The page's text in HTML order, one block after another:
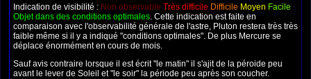
Indication de visibilité : Non observable Très difficile Difficile Moyen Facile
Objet dans des conditions optimales. Cette indication est faite en
comparaison avec l'observabilité générale de l'astre, Pluton restera très très
faible même si il y a indiqué "conditions optimales". De plus Mercure se
déplace énormément en cours de mois.
Sauf avis contraire lorsque il est écrit "le matin" il s'ajit de la péroide peu
avant le lever de Soleil et "le soir" la période peu après son coucher.